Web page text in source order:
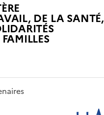
DE LA SANTÉ,